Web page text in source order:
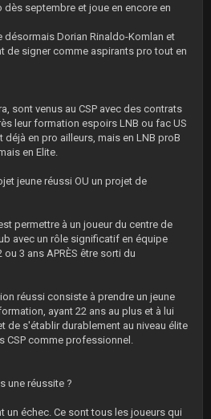
septembre et joue en encore en
désormais Dorian Rinaldo-Komlan et
de signer comme aspirants pro tout en
sont venus au CSP avec des contrats
leur formation espoirs LNB ou fac US
déjà en pro ailleurs, mais en LNB proB
en Elite.
jeune réussi OU un projet de
permettre à un joueur du centre de
avec un rôle significatif en équipe
3 ans APRÈS être sorti du
réussi consiste à prendre un jeune
ayant 22 ans au plus et à lui
de s'établir durablement au niveau élite
CSP comme professionnel.
une réussite ?
un échec. Ce sont tous les joueurs qui